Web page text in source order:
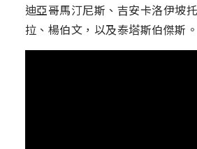
迪亞哥馬汀尼斯、吉安卡洛伊坡
拉、楊伯文，以及泰塔斯伯傑斯。